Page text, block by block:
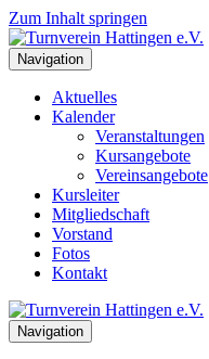
Zum Inhalt springen
Navigation
Aktuelles
Kalender
Veranstaltungen
Kursangebote
Vereinsangebote
Kursleiter
Mitgliedschaft
Vorstand
Fotos
Kontakt
Navigation